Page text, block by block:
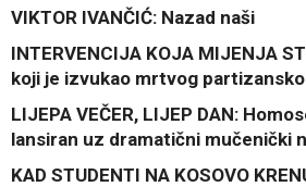
VIKTOR IVANČIĆ: Nazad naši
INTERVENCIJA KOJA MIJENJA
koji je izvukao mrtvog
LIJEPA VEČER, LIJEP DAN:
lansiran uz dramatični mučenički
KAD STUDENTI NA KOSOVO